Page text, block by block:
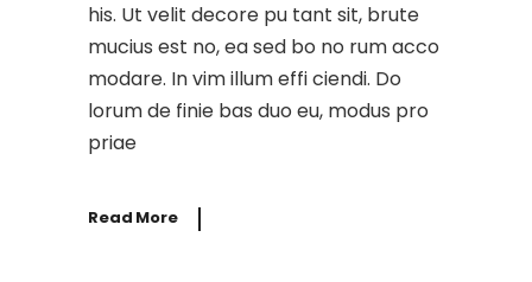
his. Ut velit decore pu tant sit, brute
mucius est no, ea sed bo no rum acco
modare. In vim illum effi ciendi. Do
lorum de finie bas duo eu, modus pro
priae
Read More